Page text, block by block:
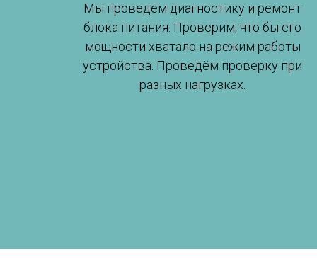
Мы проведём диагностику и ремонт
блока питания. Проверим, что бы его
мощности хватало на режим работы
устройства. Проведём проверку при
разных нагрузках.